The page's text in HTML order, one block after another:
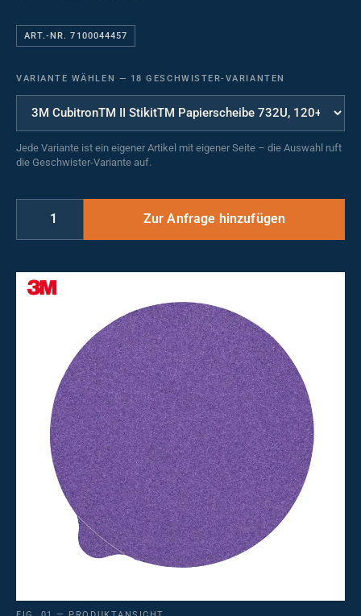
ART.-NR. 7100044457
VARIANTE WÄHLEN — 18 GESCHWISTER-VARIANTEN
Jede Variante ist ein eigener Artikel mit eigener Seite – die Auswahl ruft
die Geschwister-Variante auf.